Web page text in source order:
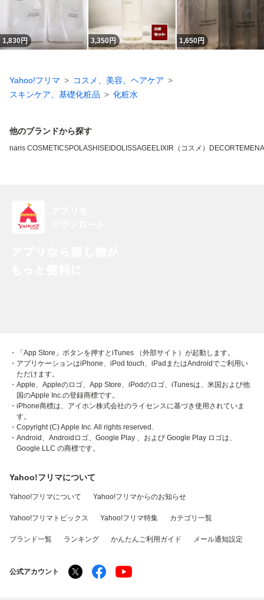
1,830円 3,350円 1,650円
Yahoo!フリマ
コスメ、美容、ヘアケア
スキンケア、基礎化粧品
化粧水
他のブランドから探す
naris COSMETICSPOLASHISEIDOLISSAGEELIXIR（コスメ） DECORTE
・「App Store」ボタンを押すとiTunes （外部サイト）が起動します。
・アプリケーションはiPhone、iPod touch、iPadまたはAndroidでご利用い
ただけます。
・Apple、Appleのロゴ、App Store、iPodのロゴ、iTunesは、米国および他
国のApple Inc.の登録商標です。
・iPhone商標は、アイホン株式会社のライセンスに基づき使用されていま
す。
・Copyright (C) Apple Inc. All rights reserved.
・Android、Androidロゴ、Google Play 、および Google Play ロゴは、
Google LLC の商標です。
Yahoo!フリマについて
Yahoo!フリマについて Yahoo!フリマからのお知らせ
Yahoo!フリマトピックス Yahoo!フリマ特集 カテゴリ一覧
ブランド一覧 ランキング かんたんご利用ガイド メール通知設定
公式アカウント